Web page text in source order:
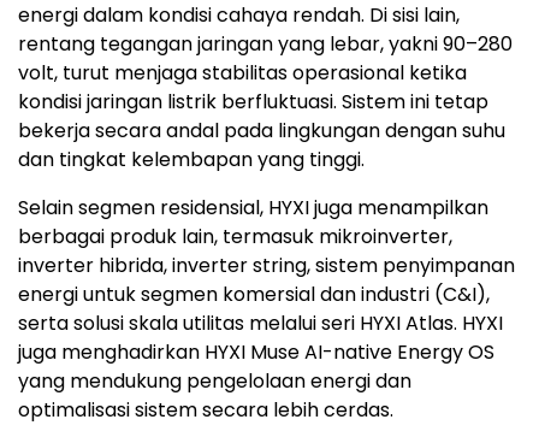
energi dalam kondisi cahaya rendah. Di sisi lain,
rentang tegangan jaringan yang lebar, yakni 90–280
volt, turut menjaga stabilitas operasional ketika
kondisi jaringan listrik berfluktuasi. Sistem ini tetap
bekerja secara andal pada lingkungan dengan suhu
dan tingkat kelembapan yang tinggi.
Selain segmen residensial, HYXI juga menampilkan
berbagai produk lain, termasuk mikroinverter,
inverter hibrida, inverter string, sistem penyimpanan
energi untuk segmen komersial dan industri (C&I),
serta solusi skala utilitas melalui seri HYXI Atlas. HYXI
juga menghadirkan HYXI Muse AI-native Energy OS
yang mendukung pengelolaan energi dan
optimalisasi sistem secara lebih cerdas.